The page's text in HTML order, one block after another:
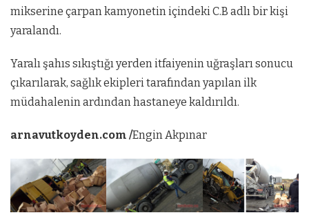
mikserine çarpan kamyonetin içindeki C.B adlı bir kişi
yaralandı.
Yaralı şahıs sıkıştığı yerden itfaiyenin uğraşları sonucu
çıkarılarak, sağlık ekipleri tarafından yapılan ilk
müdahalenin ardından hastaneye kaldırıldı.
arnavutkoyden.com /Engin Akpınar